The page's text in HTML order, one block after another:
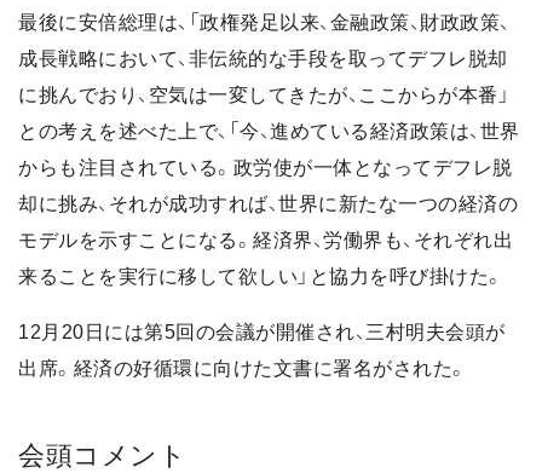
最後に安倍総理は、「政権発足以来、金融政策、財政政策、
成長戦略において、非伝統的な手段を取ってデフレ脱却
に挑んでおり、空気は一変してきたが、ここからが本番」
との考えを述べた上で、「今、進めている経済政策は、世界
からも注目されている。政労使が一体となってデフレ脱
却に挑み、それが成功すれば、世界に新たな一つの経済の
モデルを示すことになる。経済界、労働界も、それぞれ出
来ることを実行に移して欲しい」と協力を呼び掛けた。
12月20日には第5回の会議が開催され、三村明夫会頭が
出席。経済の好循環に向けた文書に署名がされた。
会頭コメント